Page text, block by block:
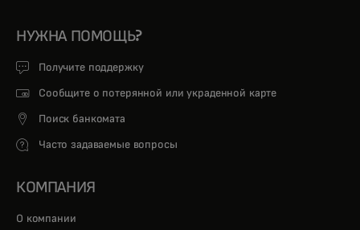
НУЖНА ПОМОЩЬ?
Получите поддержку
Сообщите о потерянной или украденной карте
Поиск банкомата
Часто задаваемые вопросы
КОМПАНИЯ
О компании